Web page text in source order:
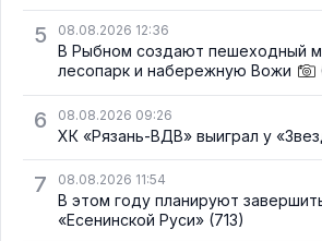
5 08.08.2026 12:36
В Рыбном создают пешеходный
лесопарк и набережную Вожи
6 08.08.2026 09:26
ХК «Рязань-ВДВ» выиграл у
7 08.08.2026 11:54
В этом году планируют
«Есенинской Руси» (713)